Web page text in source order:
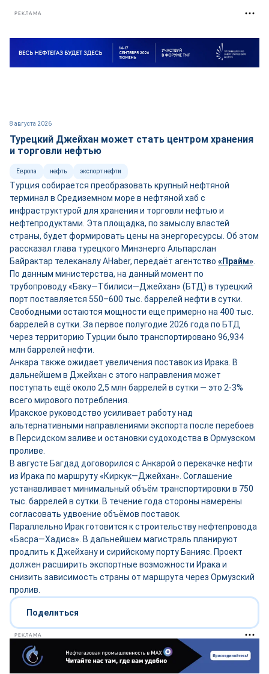
РЕКЛАМА
8 августа 2026
Турецкий Джейхан может стать центром хранения
и торговли нефтью
Европа нефть экспорт нефти
Турция собирается преобразовать крупный нефтяной
терминал в Средиземном море в нефтяной хаб с
инфраструктурой для хранения и торговли нефтью и
нефтепродуктами. Эта площадка, по замыслу властей
страны, будет формировать цены на энергоресурсы. Об этом
рассказал глава турецкого Минэнерго Альпарслан
Байрактар телеканалу AHaber, передаёт агентство «Прайм»
По данным министерства, на данный момент по
трубопроводу «Баку—Тбилиси—Джейхан» (БТД) в турецкий
порт поставляется 550–600 тыс. баррелей нефти в сутки.
Свободными остаются мощности ещепримерно на 400 тыс.
баррелей в сутки. За первое полугодие 2026 года по БТД
через территорию Турции было транспортировано 96,934
млн баррелей нефти.
Анкара также ожидает увеличения поставок из Ирака. В
дальнейшем в Джейхан с этого направления может
поступать ещё около 2,5 млн баррелей в сутки — это 2-3%
всего мирового потребления.
Иракское руководство усиливает работу над
альтернативными направлениями экспорта после перебоев
в Персидском заливе и остановки судоходства в Ормузском
проливе.
В августе Багдад договорился с Анкарой о перекачке нефти
из Ирака по маршруту «Киркук—Джейхан». Соглашение
устанавливает минимальный объём транспортировки в 750
тыс. баррелей в сутки. В течение года стороны намерены
согласовать удвоение объёмов поставок.
Параллельно Ирак готовится к строительству нефтепровода
«Басра—Хадиса». В дальнейшем магистраль планируют
продлить к Джейхану и сирийскому порту Банияс. Проект
должен расширить экспортные возможности Ирака и
снизить зависимость страны от маршрута через Ормузский
пролив.
Поделиться
РЕКЛАМА